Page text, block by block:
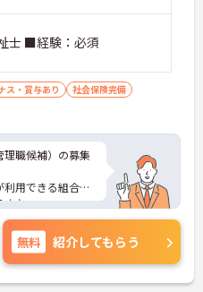
士 ■経験：必須
ス・賞与あり
社会保険完備
職候補）の募集
用できる組合制
す♪
据えて長くご活躍
ントなど、さら
気軽にご相談くだ
無料 紹介してもらう